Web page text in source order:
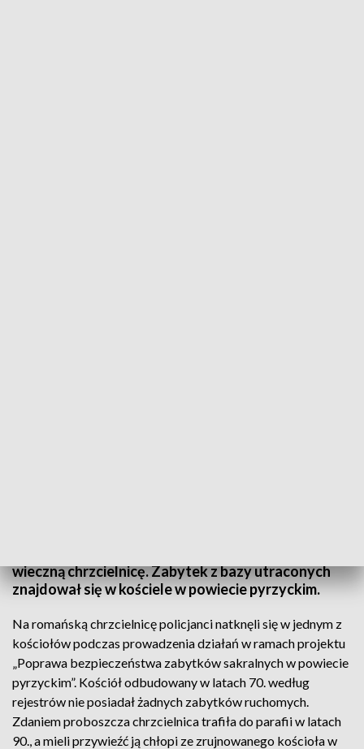
wieczną chrzcielnicę. Zabytek z bazy utraconych
znajdował się w kościele w powiecie pyrzyckim.
Na romańską chrzcielnicę policjanci natknęli się w jednym z
kościołów podczas prowadzenia działań w ramach projektu
„Poprawa bezpieczeństwa zabytków sakralnych w powiecie
pyrzyckim”. Kościół odbudowany w latach 70. według
rejestrów nie posiadał żadnych zabytków ruchomych.
Zdaniem proboszcza chrzcielnica trafiła do parafii w latach
90., a mieli przywieźć ją chłopi ze zrujnowanego kościoła w